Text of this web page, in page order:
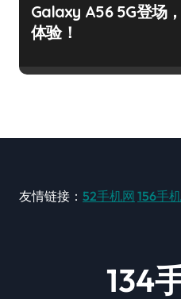
Galaxy A56 5G登场
体验！
友情链接： 52手机网 156手
134